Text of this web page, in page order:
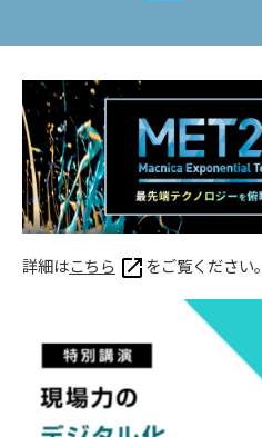
詳細はこちら をご覧ください。